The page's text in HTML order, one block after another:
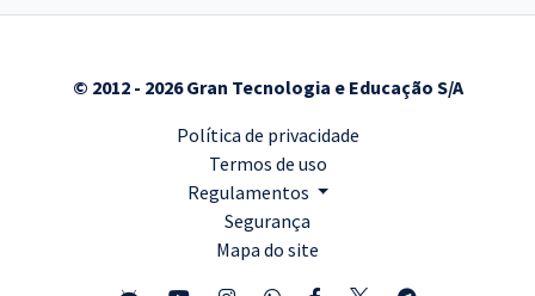
© 2012 - 2026 Gran Tecnologia e Educação S/A
Política de privacidade
Termos de uso
Regulamentos
Segurança
Mapa do site